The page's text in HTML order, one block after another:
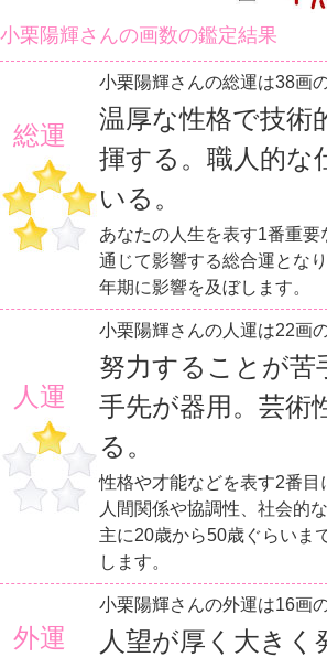
小栗陽輝さんの画数の鑑定結果
総運
小栗陽輝さんの総運は38画
温厚な性格で技術
揮する。職人的な
いる。
あなたの人生を表す1番重要
通じて影響する総合運とな
年期に影響を及ぼします。
人運
小栗陽輝さんの人運は22画
努力することが苦
手先が器用。芸術
る。
性格や才能などを表す2番目
人間関係や協調性、社会的
主に20歳から50歳ぐらいま
します。
外運
小栗陽輝さんの外運は16画
人望が厚く大きく